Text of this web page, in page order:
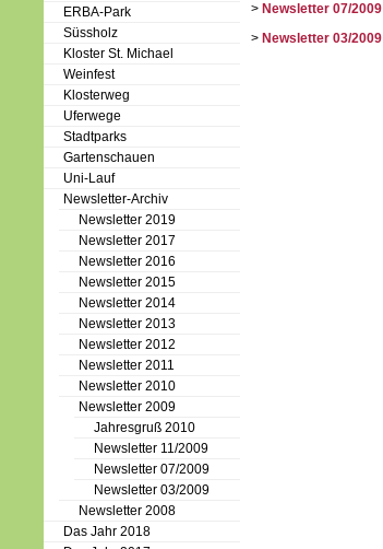
ERBA-Park
Süssholz
Kloster St. Michael
Weinfest
Klosterweg
Uferwege
Stadtparks
Gartenschauen
Uni-Lauf
Newsletter-Archiv
Newsletter 2019
Newsletter 2017
Newsletter 2016
Newsletter 2015
Newsletter 2014
Newsletter 2013
Newsletter 2012
Newsletter 2011
Newsletter 2010
Newsletter 2009
Jahresgruß 2010
Newsletter 11/2009
Newsletter 07/2009
Newsletter 03/2009
Newsletter 2008
Das Jahr 2018
> Newsletter 07/2009
> Newsletter 03/2009